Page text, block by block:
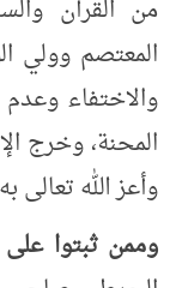
من القرآن
المعتصم وولي
والاختفاء
المحنة، وخرج
وأعز الله تعالى
وممن ثبتوا